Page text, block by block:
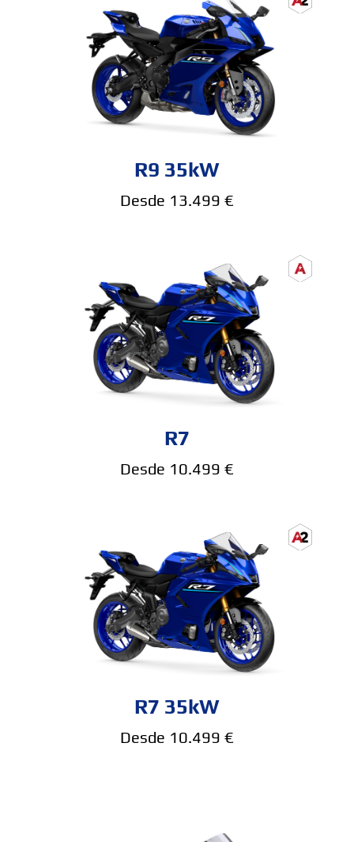
R9 35kW
Desde 13.499 €
R7
Desde 10.499 €
R7 35kW
Desde 10.499 €